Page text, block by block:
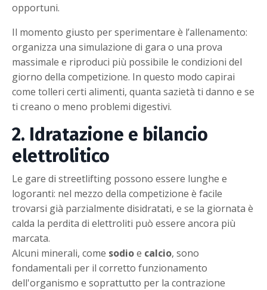
opportuni.
Il momento giusto per sperimentare è l’allenamento:
organizza una simulazione di gara o una prova
massimale e riproduci più possibile le condizioni del
giorno della competizione. In questo modo capirai
come tolleri certi alimenti, quanta sazietà ti danno e se
ti creano o meno problemi digestivi.
2. Idratazione e bilancio
elettrolitico
Le gare di streetlifting possono essere lunghe e
logoranti: nel mezzo della competizione è facile
trovarsi già parzialmente disidratati, e se la giornata è
calda la perdita di elettroliti può essere ancora più
marcata.
Alcuni minerali, come sodioe calcio, sono
fondamentali per il corretto funzionamento
dell'organismo e soprattutto per la contrazione